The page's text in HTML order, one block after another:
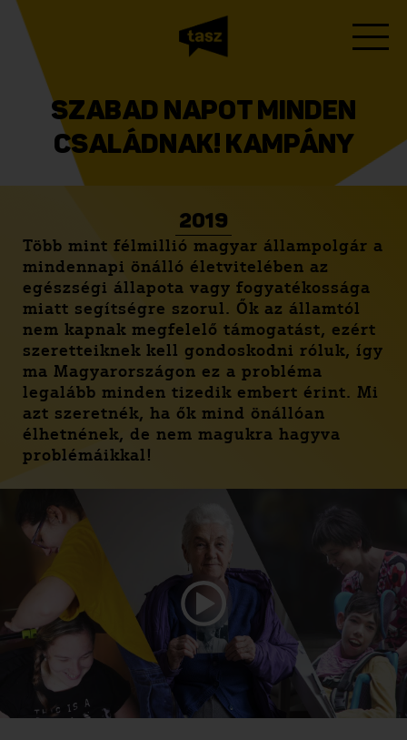
SZABAD NAPOT MINDEN
CSALÁDNAK! KAMPÁNY
2019
Több mint félmillió magyar állampolgár a
mindennapi önálló életvitelében az
egészségi állapota vagy fogyatékossága
miatt segítségre szorul. Ők az államtól
nem kapnak megfelelő támogatást, ezért
szeretteiknek kell gondoskodni róluk, így
ma Magyarországon ez a probléma
legalább minden tizedik embert érint. Mi
azt szeretnék, ha ők mind önállóan
élhetnének, de nem magukra hagyva
problémáikkal!